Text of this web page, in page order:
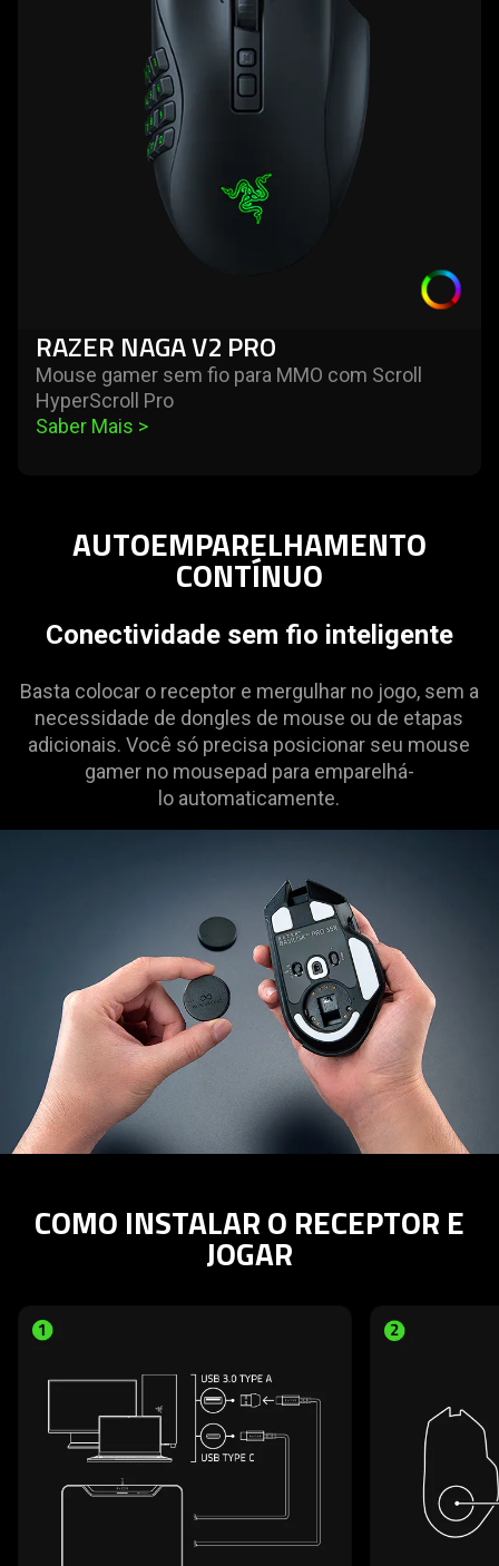
RAZER NAGA V2 PRO
Mouse gamer sem fio para MMO com Scroll
HyperScroll Pro
Saber Mais >
AUTOEMPARELHAMENTO
CONTÍNUO
Conectividade sem fio inteligente
Basta colocar o receptor e mergulhar no jogo, sem a
necessidade de dongles de mouse ou de etapas
adicionais. Você só precisa posicionar seu mouse
gamer no mousepad para emparelhá-
lo automaticamente.
COMO INSTALAR O RECEPTOR E
JOGAR
This is a carousel with highlighted items. Use the Previous and